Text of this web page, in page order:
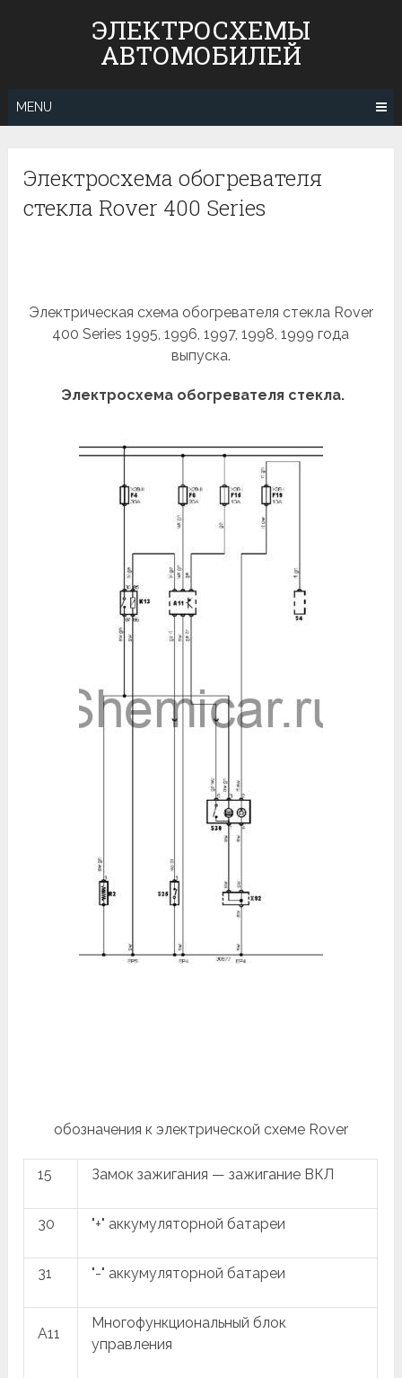
ЭЛЕКТРОСХЕМЫ
АВТОМОБИЛЕЙ
MENU
Электросхема обогревателя
стекла Rover 400 Series
Электрическая схема обогревателя стекла Rover
400 Series 1995, 1996, 1997, 1998, 1999 года
выпуска.
Электросхема обогревателя стекла.
обозначения к электрической схеме Rover
15 Замок зажигания — зажигание ВКЛ
30 "+" аккумуляторной батареи
31 "-" аккумуляторной батареи
A11
Многофункциональный блок
управления